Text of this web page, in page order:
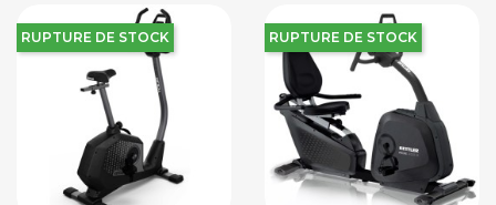
RUPTURE DE STOCK RUPTURE DE STOCK